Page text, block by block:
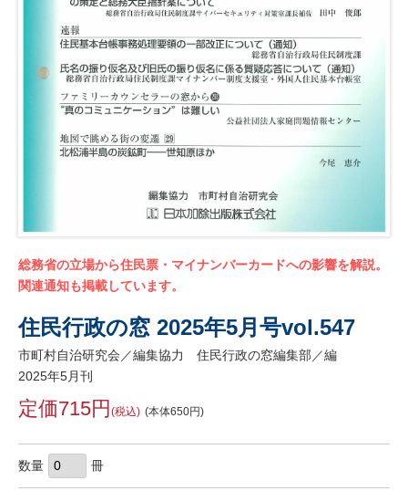
総務省の立場から住民票・マイナンバーカードへの影響を解説。
関連通知も掲載しています。
住民行政の窓 2025年5月号vol.547
市町村自治研究会／編集協力 住民行政の窓編集部／編
2025年5月刊
定価715円 (税込) (本体650円)
数量 冊